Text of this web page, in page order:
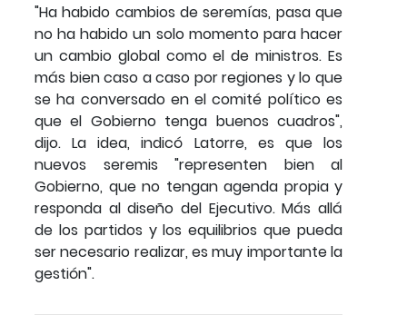
"Ha habido cambios de seremías, pasa que
no ha habido un solo momento para hacer
un cambio global como el de ministros. Es
más bien caso a caso por regiones y lo que
se ha conversado en el comité político es
que el Gobierno tenga buenos cuadros",
dijo. La idea, indicó Latorre, es que los
nuevos seremis "representen bien al
Gobierno, que no tengan agenda propia y
responda al diseño del Ejecutivo. Más allá
de los partidos y los equilibrios que pueda
ser necesario realizar, es muy importante la
gestión".